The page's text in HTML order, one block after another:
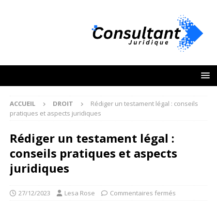
ACCUEIL DROIT
Rédiger un testament légal : conseils
pratiques et aspects juridiques
Rédiger un testament légal :
conseils pratiques et aspects
juridiques
27/12/2023 Lesa Rose Commentaires fermés